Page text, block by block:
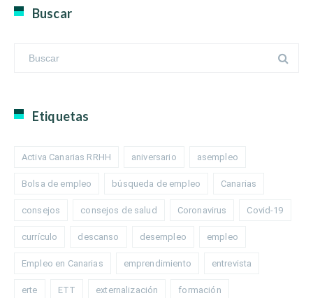
Buscar
Etiquetas
Activa Canarias RRHH aniversario asempleo
Bolsa de empleo búsqueda de empleo Canarias
consejos consejos de salud Coronavirus Covid-19
currículo descanso desempleo empleo
Empleo en Canarias emprendimiento entrevista
erte ETT externalización formación